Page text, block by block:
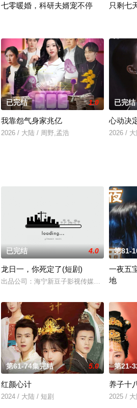
七零暖婚，科研夫婿宠不停 只剩七
已完结 1.0
我靠怨气身家兆亿
2026 / 大陆 / 周野,孟浩
已完结
心动决
2026 /
谈。镇上的居民们每当夜幕降临时,便...
已完结 4.0
龙日一，你死定了(短剧)
出品公司：海宁新豆子影视传媒有限公司、北
第81-
一夜五
地
第61-74集完结 5.0
红颜心计
2024 / 大陆 / 短剧
第21-
养子十
2025 /